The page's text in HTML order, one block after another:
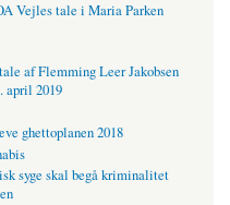
Vejles tale i Maria Parken
af Flemming Leer Jakobsen
april 2019
ghettoplanen 2018
syge skal begå kriminalitet